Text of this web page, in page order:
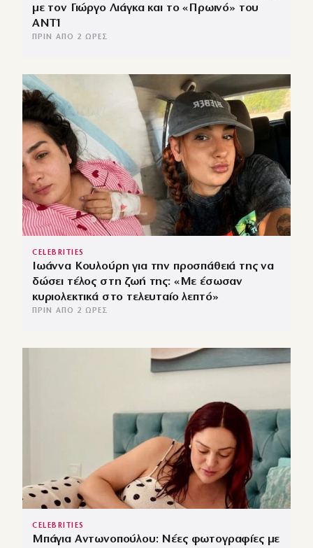
με τον Γιώργο Λιάγκα και το «Πρωινό» του
ΑΝΤ1
ΠΡΙΝ ΑΠΌ 2 ΏΡΕΣ
CELEBRITIES
Ιωάννα Κουλούρη για την προσπάθειά της να
δώσει τέλος στη ζωή της: «Με έσωσαν
κυριολεκτικά στο τελευταίο λεπτό»
ΠΡΙΝ ΑΠΌ 2 ΏΡΕΣ
CELEBRITIES
Μπάγια Αντωνοπούλου: Νέες φωτογραφίες με